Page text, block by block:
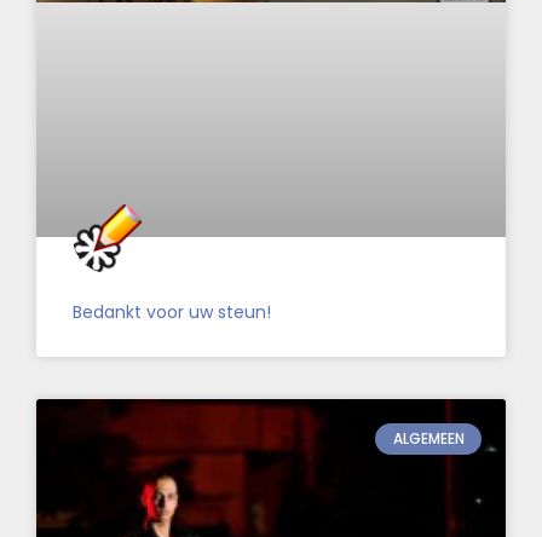
Bedankt voor uw steun!
ALGEMEEN